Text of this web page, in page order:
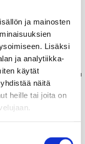
ja mainosten
Lisäksi
ja analytiikka-
käytät
näitä
heille tai joita on
taidepolitiikasta
Anita
Seminaari
esteetön. Seminaari,
käyttää omaa
kaupunkien